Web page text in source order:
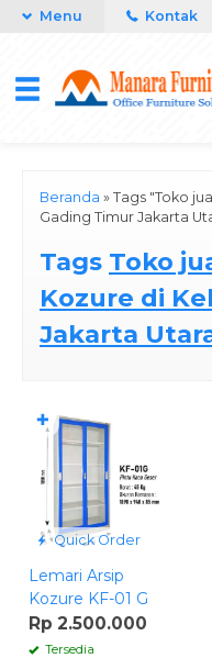
Menu Kontak
Beranda » Tags "Toko
Gading Timur Jakarta
Tags Toko
Kozure di
Jakarta
Quick Order
Lemari Arsip
Kozure KF-01 G
Rp 2.500.000
Tersedia
✚